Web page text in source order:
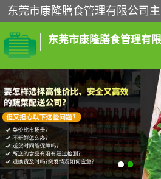
东莞市康隆膳食管理有
食堂承包
粮油配送
海鲜配送